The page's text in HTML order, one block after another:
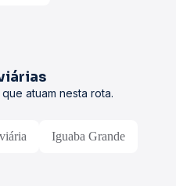
atuam nesta rota.
Iguaba Grande